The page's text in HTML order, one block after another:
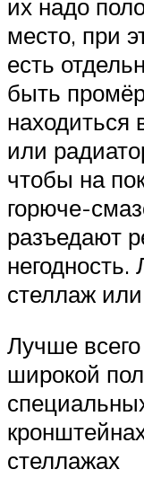
их надо
место, при
есть
быть
находиться
или
чтобы на
горюче-
разъедают
стеллаж
Лучше
широкой
стеллажах